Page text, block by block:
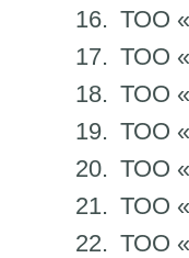
ТОО
ТОО
ТОО
ТОО
ТОО
ТОО
ТОО